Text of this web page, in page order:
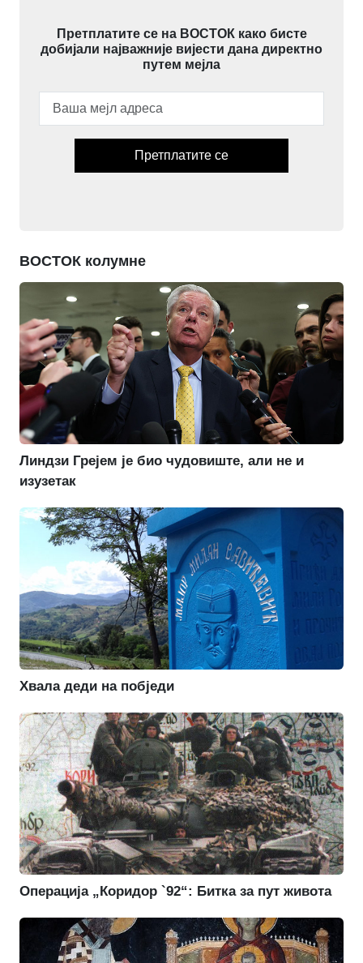
Претплатите се на ВОСТОК како бисте
добијали најважније вијести дана директно
путем мејла
Претплатите се
ВОСТОК колумне
Линдзи Грејем је био чудовиште, али не и
изузетак
Хвала деди на побједи
Операција „Коридор `92“: Битка за пут живота